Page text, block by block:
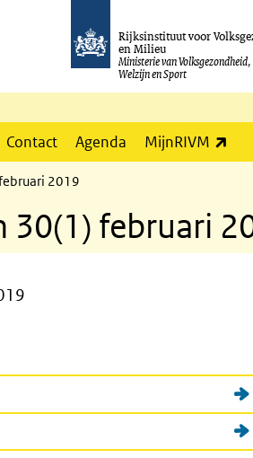
Rijksinstituut voor
en Milieu
Ministerie van Volksgezondheid,
Welzijn en Sport
Contact Agenda MijnRIVM
2019
30(1) februari